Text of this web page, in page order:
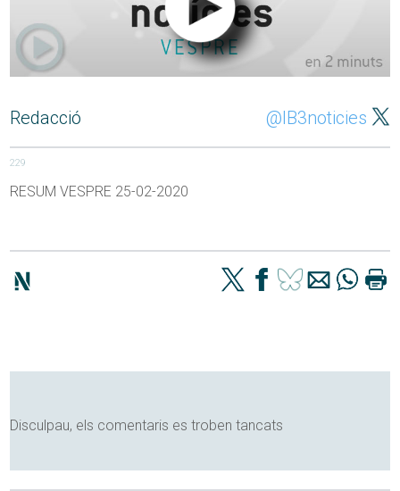
Redacció @IB3noticies
229
RESUM VESPRE 25-02-2020
Disculpau, els comentaris es troben tancats